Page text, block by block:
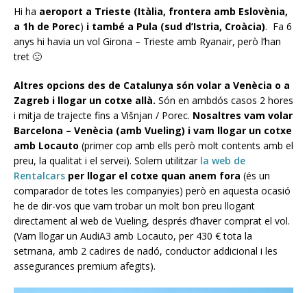
Hi ha aeroport a Trieste (Itàlia, frontera amb Eslovènia,
a 1h de Porec) i també a Pula (sud d’Istria, Croàcia). Fa 6
anys hi havia un vol Girona – Trieste amb Ryanair, però l’han
tret 🙁
Altres opcions des de Catalunya són volar a Venècia o a
Zagreb i llogar un cotxe allà. Són en ambdós casos 2 hores
i mitja de trajecte fins a Višnjan / Porec. Nosaltres vam volar
Barcelona – Venècia (amb Vueling) i vam llogar un cotxe
amb Locauto (primer cop amb ells però molt contents amb el
preu, la qualitat i el servei). Solem utilitzar la web de
Rentalcars per llogar el cotxe quan anem fora (és un
comparador de totes les companyies) però en aquesta ocasió
he de dir-vos que vam trobar un molt bon preu llogant
directament al web de Vueling, després d’haver comprat el vol.
(Vam llogar un AudiA3 amb Locauto, per 430 € tota la
setmana, amb 2 cadires de nadó, conductor addicional i les
assegurances premium afegits).